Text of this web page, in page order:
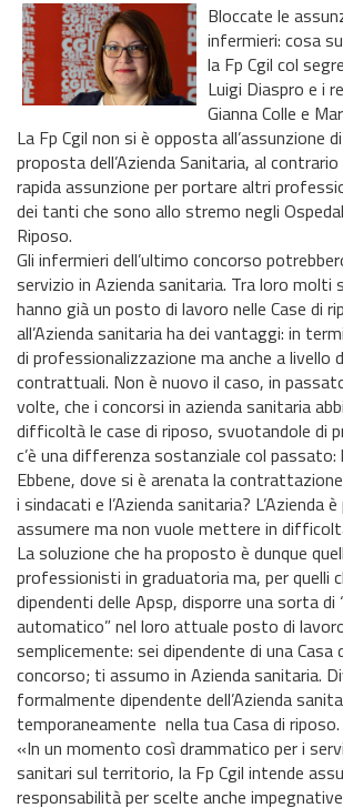
Bloccate le
infermieri: cosa
la Fp Cgil col
Luigi Diaspro e i
Gianna Colle e
La Fp Cgil non si è opposta all’assunzione
proposta dell’Azienda Sanitaria, al
rapida assunzione per portare altri
dei tanti che sono allo stremo negli
Riposo.
Gli infermieri dell’ultimo concorso
servizio in Azienda sanitaria. Tra loro molti
hanno già un posto di lavoro nelle Case di
all’Azienda sanitaria ha dei vantaggi: in
di professionalizzazione ma anche a livello
contrattuali. Non è nuovo il caso, in
volte, che i concorsi in azienda sanitaria
difficoltà le case di riposo, svuotandole di
c’è una differenza sostanziale col passato:
Ebbene, dove si è arenata la
i sindacati e l’Azienda sanitaria? L’Azienda
assumere ma non vuole mettere in
La soluzione che ha proposto è dunque
professionisti in graduatoria ma, per quelli
dipendenti delle Apsp, disporre una sorta di
automatico” nel loro attuale posto di
semplicemente: sei dipendente di una Casa
concorso; ti assumo in Azienda sanitaria.
formalmente dipendente dell’Azienda
temporaneamente nella tua Casa di riposo.
«In un momento così drammatico per i
sanitari sul territorio, la Fp Cgil intende
responsabilità per scelte anche